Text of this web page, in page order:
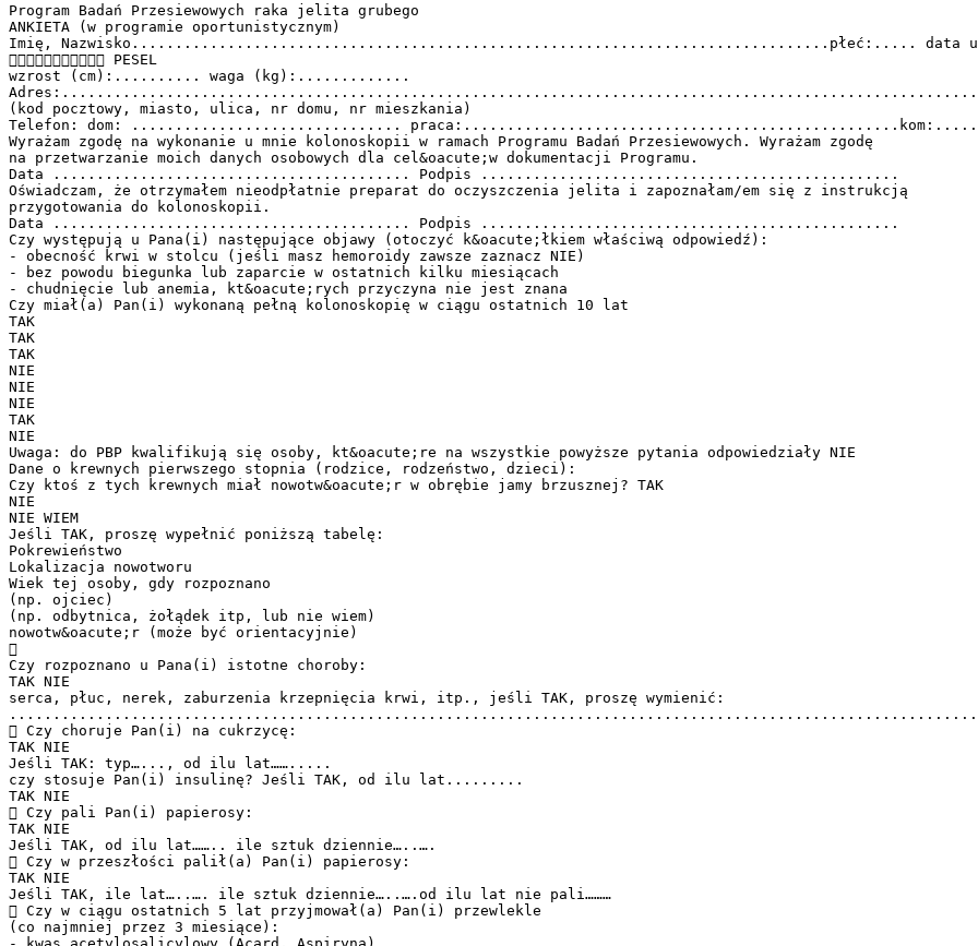
Program Badań Przesiewowych raka jelita grubego
ANKIETA (w programie oportunistycznym)
Imię, Nazwisko................................................................................płeć:..... data
 PESEL
wzrost (cm):.......... waga (kg):.............
(kod pocztowy, miasto, ulica, nr domu, nr mieszkania)
Telefon: dom: ...............................
Wyrażam zgodę na wykonanie u mnie kolonoskopii w ramach Programu Badań Przesiewowych. Wyrażam zgodę
na przetwarzanie moich danych osobowych dla cel&oacute;w dokumentacji Programu.
Data ......................................... Podpis ................................................
Oświadczam, że otrzymałem nieodpłatnie preparat do oczyszczenia jelita i zapoznałam/em się z instrukcją
przygotowania do kolonoskopii.
Data ......................................... Podpis ................................................
Czy występują u Pana(i) następujące objawy (otoczyć k&oacute;łkiem właściwą odpowiedź):
- obecność krwi w stolcu (jeśli masz hemoroidy zawsze zaznacz NIE)
- bez powodu biegunka lub zaparcie w ostatnich kilku miesiącach
- chudnięcie lub anemia, kt&oacute;rych przyczyna nie jest znana
Czy miał(a) Pan(i) wykonaną pełną kolonoskopię w ciągu ostatnich 10 lat
TAK
TAK
TAK
NIE
NIE
NIE
TAK
NIE
Uwaga: do PBP kwalifikują się osoby, kt&oacute;re na wszystkie powyższe pytania odpowiedziały NIE
Dane o krewnych pierwszego stopnia (rodzice, rodzeństwo, dzieci):
Czy ktoś z tych krewnych miał nowotw&oacute;r w obrębie jamy brzusznej? TAK
NIE
NIE WIEM
Jeśli TAK, proszę wypełnić poniższą tabelę:
Pokrewieństwo
Lokalizacja nowotworu
Wiek tej osoby, gdy rozpoznano
(np. ojciec)
(np. odbytnica, żołądek itp, lub nie wiem)
nowotw&oacute;r (może być orientacyjnie)

Czy rozpoznano u Pana(i) istotne choroby:
TAK NIE
serca, płuc, nerek, zaburzenia krzepnięcia krwi, itp., jeśli TAK, proszę wymienić:
 Czy choruje Pan(i) na cukrzycę:
TAK NIE
Jeśli TAK: typ…..., od ilu lat…….....
czy stosuje Pan(i) insulinę? Jeśli TAK, od ilu lat.........
TAK NIE
 Czy pali Pan(i) papierosy:
TAK NIE
Jeśli TAK, od ilu lat…….. ile sztuk dziennie…..….
 Czy w przeszłości palił(a) Pan(i) papierosy:
TAK NIE
Jeśli TAK, ile lat…..…. ile sztuk dziennie…..….od ilu lat nie pali………
 Czy w ciągu ostatnich 5 lat przyjmował(a) Pan(i) przewlekle
(co najmniej przez 3 miesiące):